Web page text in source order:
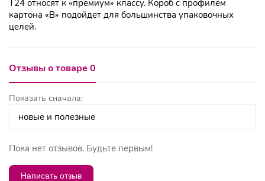
Т24 относят к «премиум» классу. Короб с профилем
картона «B» подойдет для большинства упаковочных
целей.
Отзывы о товаре 0
Показать сначала:
Пока нет отзывов. Будьте первым!
Написать отзыв